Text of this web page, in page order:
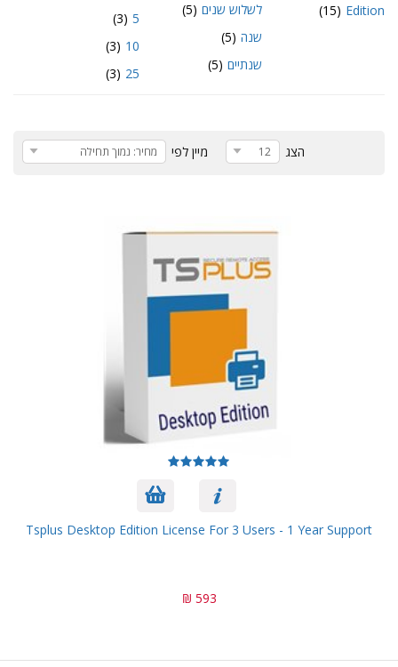
Edition
(15) לשלוש שנים (5)
שנה (5)
שנתיים (5)
5
(3)
10
(3)
25
(3)
מיין לפי מחיר: נמוך תחילה הצג 12
Tsplus Desktop Edition License For 3 Users - 1 Year Support
593 ₪